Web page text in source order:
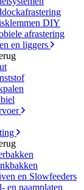
DIY
afrastering
en liggers
en Slowfeeders
en naamplaten